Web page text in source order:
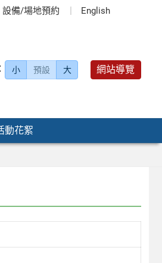
設備/場地預約 English
小 預設 大 網站導覽
動花絮